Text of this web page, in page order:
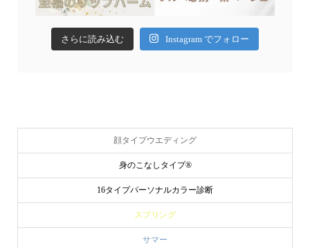
さらに読み込む Instagram でフォロー
顔タイプウエディング
身のこなしタイプ®
16タイプパーソナルカラー診断
スプリング
サマー